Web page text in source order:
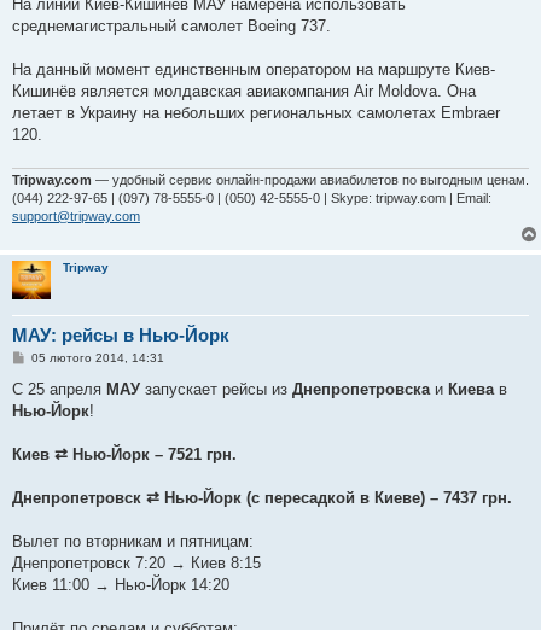
На линии Киев-Кишинёв МАУ намерена использовать
среднемагистральный самолет Boeing 737.
На данный момент единственным оператором на маршруте Киев-
Кишинёв является молдавская авиакомпания Air Moldova. Она
летает в Украину на небольших региональных самолетах Embraer
120.
Tripway.com — удобный сервис онлайн-продажи авиабилетов по выгодным ценам.
(044) 222-97-65 | (097) 78-5555-0 | (050) 42-5555-0 | Skype: tripway.com | Email:
support@tripway.com
Tripway
МАУ: рейсы в Нью-Йорк
П
в
д
л
н
05 лютого 2014, 14:31
С 25 апреля МАУ запускает рейсы из Днепропетровскаи Киевав
Нью-Йорк!
Киев ⇄ Нью-Йорк – 7521 грн.
Днепропетровск ⇄ Нью-Йорк (с пересадкой в Киеве) – 7437 грн.
Вылет по вторникам и пятницам:
Днепропетровск 7:20 → Киев 8:15
Киев 11:00 → Нью-Йорк 14:20